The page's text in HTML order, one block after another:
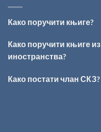
Како поручити књиге?
Како поручити књиге из
иностранства?
Како постати члан СКЗ?